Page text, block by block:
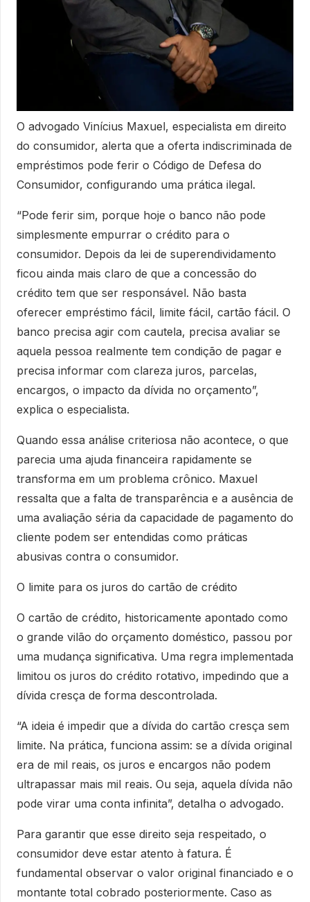
O advogado Vinícius Maxuel, especialista em direito
do consumidor, alerta que a oferta indiscriminada de
empréstimos pode ferir o Código de Defesa do
Consumidor, configurando uma prática ilegal.
“Pode ferir sim, porque hoje o banco não pode
simplesmente empurrar o crédito para o
consumidor. Depois da lei de superendividamento
ficou ainda mais claro de que a concessão do
crédito tem que ser responsável. Não basta
oferecer empréstimo fácil, limite fácil, cartão fácil. O
banco precisa agir com cautela, precisa avaliar se
aquela pessoa realmente tem condição de pagar e
precisa informar com clareza juros, parcelas,
encargos, o impacto da dívida no orçamento”,
explica o especialista.
Quando essa análise criteriosa não acontece, o que
parecia uma ajuda financeira rapidamente se
transforma em um problema crônico. Maxuel
ressalta que a falta de transparência e a ausência de
uma avaliação séria da capacidade de pagamento do
cliente podem ser entendidas como práticas
abusivas contra o consumidor.
O limite para os juros do cartão de crédito
O cartão de crédito, historicamente apontado como
o grande vilão do orçamento doméstico, passou por
uma mudança significativa. Uma regra implementada
limitou os juros do crédito rotativo, impedindo que a
dívida cresça de forma descontrolada.
“A ideia é impedir que a dívida do cartão cresça sem
limite. Na prática, funciona assim: se a dívida original
era de mil reais, os juros e encargos não podem
ultrapassar mais mil reais. Ou seja, aquela dívida não
pode virar uma conta infinita”, detalha o advogado.
Para garantir que esse direito seja respeitado, o
consumidor deve estar atento à fatura. É
fundamental observar o valor original financiado e o
montante total cobrado posteriormente. Caso as